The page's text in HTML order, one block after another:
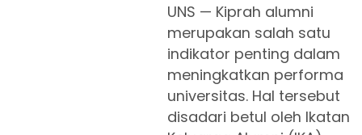
UNS — Kiprah alumni
merupakan salah satu
indikator penting dalam
meningkatkan performa
universitas. Hal tersebut
disadari betul oleh Ikatan